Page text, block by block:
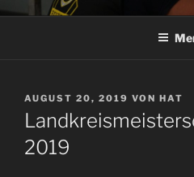
VERÖFFENTLICHT
AM
AUGUST 20, 2019 VON HAT
2019